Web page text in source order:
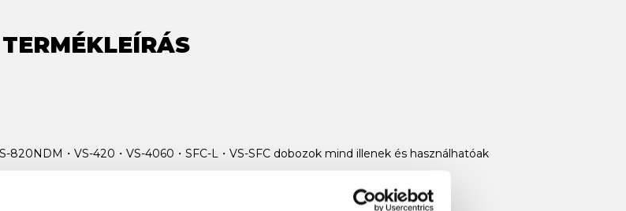
TERMÉKLEÍRÁS
・VS-420・VS-4060・SFC-L・VS-SFC dobozok mind illenek és használhatóak